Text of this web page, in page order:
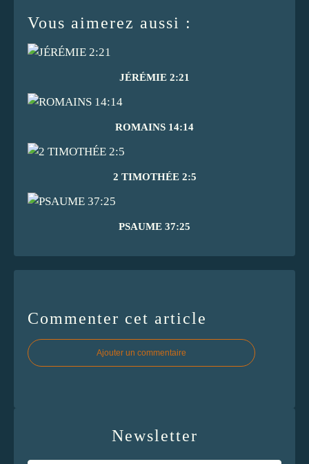
Vous aimerez aussi :
JÉRÉMIE 2:21
ROMAINS 14:14
2 TIMOTHÉE 2:5
PSAUME 37:25
Commenter cet article
Ajouter un commentaire
Newsletter